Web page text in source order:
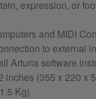
expression, or
and MIDI
to external
Arturia software
inches (355 x 220 x
Kg)